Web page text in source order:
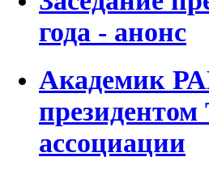
года - анонс
Академик
президентом
ассоциации